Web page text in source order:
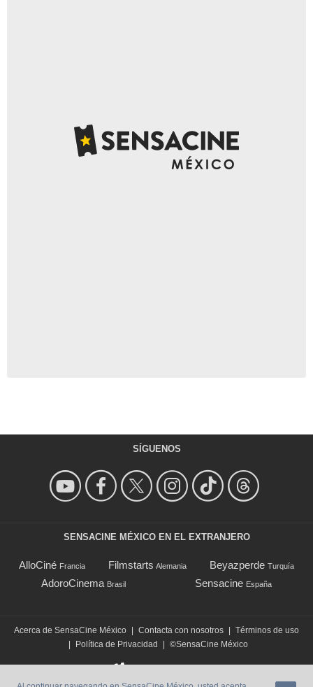
SÍGUENOS
SENSACINE MÉXICO EN EL EXTRANJERO
AlloCiné Francia Filmstarts Alemania Beyazperde Turquía
AdoroCinema Brasil Sensacine España
Acerca de SensaCine México Contacta con nosotros
Términos de uso
Política de Privacidad ©SensaCine México